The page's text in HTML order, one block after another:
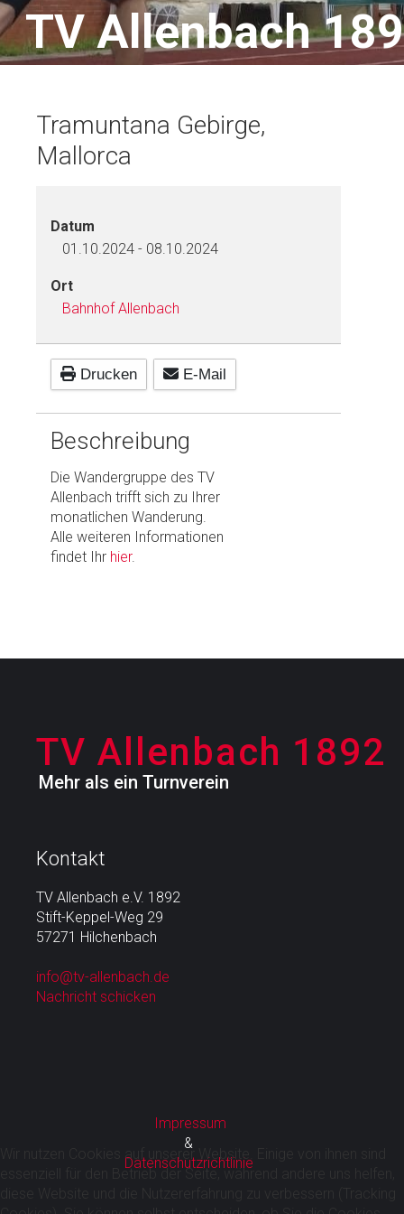
TV Allenbach 189
Tramuntana Gebirge,
Mallorca
Datum
01.10.2024 - 08.10.2024
Ort
Bahnhof Allenbach
Drucken E-Mail
Beschreibung
Die Wandergruppe des TV
Allenbach trifft sich zu Ihrer
monatlichen Wanderung.
Alle weiteren Informationen
findet Ihr hier.
TV Allenbach 1 892
Mehr als ein Turnverein
Kontakt
TV Allenbach e.V. 1892
Stift-Keppel-Weg 29
57271 Hilchenbach
info@tv-allenbach.de
Nachricht schicken
Impressum
&
Datenschutzrichtlinie
Wir nutzen Cookies auf unserer Website. Einige von ihnen sind
essenziell für den Betrieb der Seite, während andere uns helfen,
diese Website und die Nutzererfahrung zu verbessern (Tracking